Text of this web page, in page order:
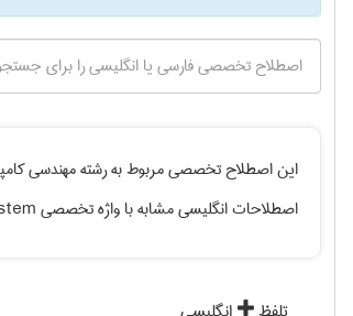
این اصطلاح تخصصی مربوط به رشتهمهندسی
اصطلاحات انگلیسی مشابه با واژه تخصصی